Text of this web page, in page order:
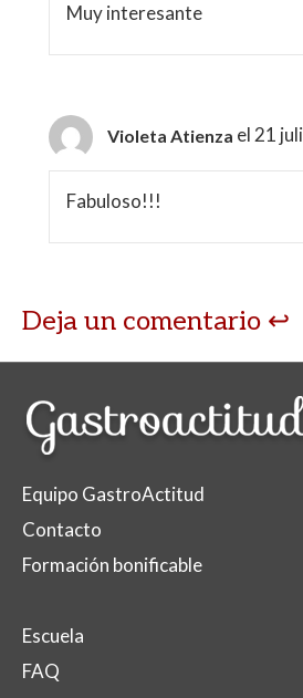
Muy interesante
Violeta Atienza el 21
Fabuloso!!!
Deja un comentario
Equipo GastroActitud
Contacto
Formación bonificable
Escuela
FAQ